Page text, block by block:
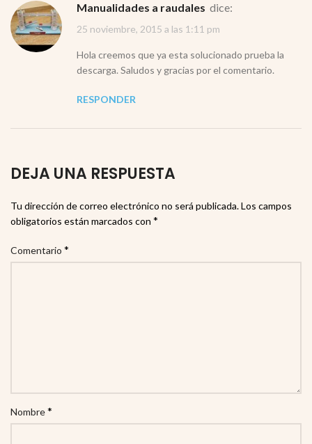
Manualidades a raudales dice:
25 noviembre, 2015 a las 1:11 pm
Hola creemos que ya esta solucionado prueba la
descarga. Saludos y gracias por el comentario.
RESPONDER
DEJA UNA RESPUESTA
Tu dirección de correo electrónico no será publicada.Los campos
obligatorios están marcados con *
Comentario *
Nombre*